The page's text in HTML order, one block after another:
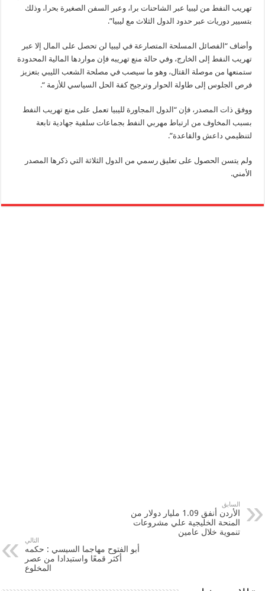
تهريب النفط من ليبيا عبر الشاحنات برا، وعبر السفن الصغيرة بحرا، وذلك
بتسيير دوريات عبر حدود الدول الثلاث مع ليبيا”.
وأضاف “الفصائل المسلحة المتصارعة في ليبيا لن تحصل على المال إلا عبر
تهريب النفط إلى الخارج، وفي حالة منع تهريبه فإن مواردها المالية المحدودة
ستمنعها من موصلة القتال، وهو ما سيصب في مصلحة الشعب الليبي بتعزيز
فرص الجلوس إلى طاولة الحوار وترجيح كفة الحل السياسي للأزمة “.
ووفق ذات المصدر، فإن “الدول المجاورة لليبيا تعمل على منع تهريب النفط
بسبب المخاوف من ارتباط مهربي النفط بجماعات سلفية جهادية تابعة
لتنظيمي داعش والقاعدة”.
ولم يتسن الحصول على تعليق رسمي من الدول الثلاثة التي ذكرها المصدر
الأمني.
السابق
‫‏الأردن‬ أنفق 1.09 مليار دولار من
المنحة الخليجية علي مشروعات
تنموية خلال عامين
التالي
أبو الفتوح مهاجما السيسي : حكمه
أكثر قمعًا واستبدادا من عصر
المخلوع